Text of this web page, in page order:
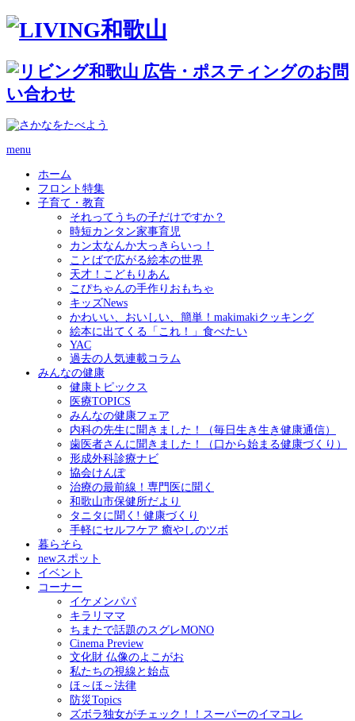
menu
ホーム
フロント特集
子育て・教育
それってうちの子だけですか？
時短カンタン家事育児
カン太なんか大っきらいっ！
ことばで広がる絵本の世界
天才！こどもりあん
こぴちゃんの手作りおもちゃ
キッズNews
かわいい、おいしい、簡単！makimakiクッキング
絵本に出てくる「これ！」食べたい
YAC
過去の人気連載コラム
みんなの健康
健康トピックス
医療TOPICS
みんなの健康フェア
内科の先生に聞きました！（毎日生き生き健康通信）
歯医者さんに聞きました！（口から始まる健康づくり）
形成外科診療ナビ
協会けんぽ
治療の最前線！専門医に聞く
和歌山市保健所だより
タニタに聞く! 健康づくり
手軽にセルフケア 癒やしのツボ
暮らそら
newスポット
イベント
コーナー
イケメンパパ
キラリママ
ちまたで話題のスグレMONO
Cinema Preview
文化財 仏像のよこがお
私たちの視線と始点
ほ～ほ～法律
防災Topics
ズボラ独女がチェック！！スーパーのイマコレ